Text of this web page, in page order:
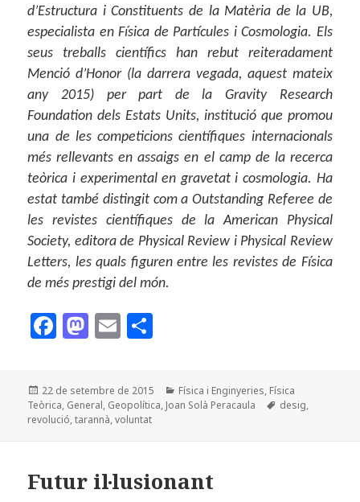
d’Estructura i Constituents de la Matèria de la UB,
especialista en Física de Partícules i Cosmologia. Els
seus treballs científics han rebut reiteradament
Menció d’Honor (la darrera vegada, aquest mateix
any 2015) per part de la Gravity Research
Foundation dels Estats Units, institució que promou
una de les competicions científiques internacionals
més rellevants en assaigs en el camp de la recerca
teòrica i experimental en gravetat i cosmologia. Ha
estat també distingit com a Outstanding Referee de
les revistes científiques de la American Physical
Society, editora de Physical Review i Physical Review
Letters, les quals figuren entre les revistes de Física
de més prestigi del món.
F
c
e
b
o
M
to
d
o
E
ai
l p
ei
Publicat
el
22 de setembre de 2015 Categories
Física i Enginyeries, Física
Teòrica, General, Geopolítica, Joan Solà Peracaula Etiquetes
desig,
revolució,tarannà,voluntat
Futur il·lusionant